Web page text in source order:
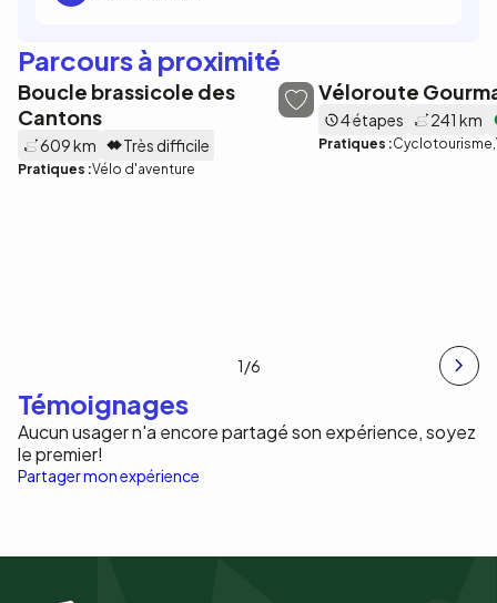
Parcours à proximité
Boucle brassicole des
Cantons
609 km Très difficile
Pratiques :Vélo d'aventure
Véloroute
4 étapes 241 km
Pratiques :Cyclotourisme
1/6
Témoignages
Aucun usager n'a encore partagé son expérience, soyez
le premier!
Partager mon expérience